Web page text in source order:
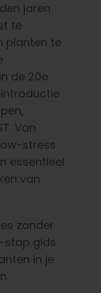
jaren
te
planten te
de 20e
Van
stress
essentieel
van
zonder
stap gids
in je